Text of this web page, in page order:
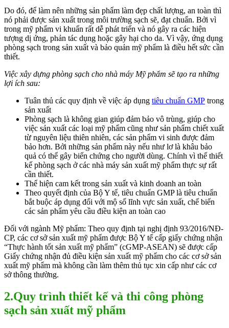
Do đó, để làm nên những sản phẩm làm đẹp chất lượng, an toàn thì
nó phải được sản xuất trong môi trường sạch sẽ, đạt chuẩn. Bởi vì
trong mỹ phẩm vi khuẩn rất dễ phát triển và nó gây ra các hiện
tượng dị ứng, phản tác dụng hoặc gây hại cho da. Vì vậy, ứng dụng
phòng sạch trong sản xuất và bảo quản mỹ phẩm là điều hết sức cần
thiết.
Việc xây dựng phòng sạch cho nhà máy Mỹ phẩm sẽ tạo ra những
lợi ích sau:
Tuân thủ các quy định về việc áp dụng tiêu chuẩn GMP trong
sản xuất
Phòng sạch là không gian giúp đảm bảo vô trùng, giúp cho
việc sản xuất các loại mỹ phẩm cũng như sản phẩm chiết xuất
từ nguyên liệu thiên nhiên, các sản phẩm vi sinh được đảm
bảo hơn. Bởi những sản phẩm này nếu như lơ là khâu bảo
quả có thể gây biến chứng cho người dùng. Chính vì thế thiết
kế phòng sạch ở các nhà máy sản xuất mỹ phẩm thực sự rất
cần thiết.
Thể hiện cam kết trong sản xuất và kinh doanh an toàn
Theo quyết định của Bộ Y tế, tiêu chuẩn GMP là tiêu chuẩn
bắt buộc áp dụng đối với mộ số lĩnh vực sản xuất, chế biến
các sản phẩm yêu cầu điều kiện an toàn cao
Đối với ngành Mỹ phẩm: Theo quy định tại nghị định 93/2016/NĐ-
CP, các cơ sở sản xuất mỹ phẩm được Bộ Y tế cấp giấy chứng nhận
“Thực hành tốt sản xuất mỹ phẩm” (cGMP-ASEAN) sẽ được cấp
Giấy chứng nhận đủ điều kiện sản xuất mỹ phẩm cho các cơ sở sản
xuất mỹ phẩm mà không cần làm thêm thủ tục xin cấp như các cơ
sở thông thường.
2.Quy trình thiết kế và thi công phòng
sạch sản xuất mỹ phẩm